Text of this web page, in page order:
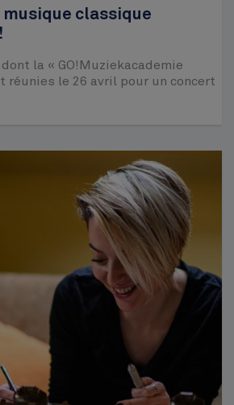
musique classique
la « GO!Muziekacademie
réunies le 26 avril pour un concert